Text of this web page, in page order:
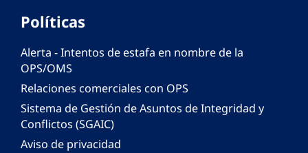
Políticas
Alerta - Intentos de estafa en nombre de la
OPS/OMS
Relaciones comerciales con OPS
Sistema de Gestión de Asuntos de Integridad y
Conflictos (SGAIC)
Aviso de privacidad